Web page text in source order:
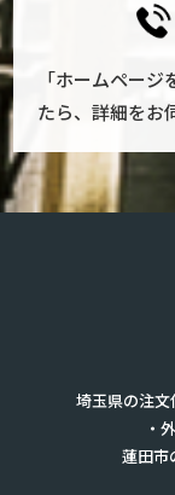
「ホームペー
たら、詳細をお
埼玉県の注
・
蓮田市